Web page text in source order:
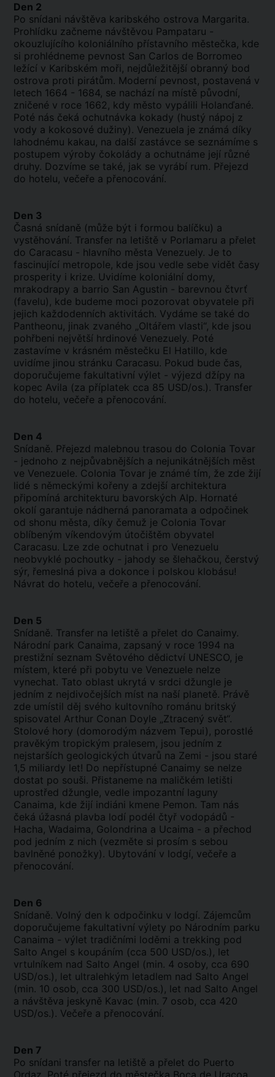
Den 2
Po snídani návštěva karibského ostrova Margarita.
Prohlídku začneme návštěvou Pampataru -
okouzlujícího koloniálního přístavního městečka, kde
si prohlédneme pevnost San Carlos de Borromeo
ležící v Karibském moři, nejdůležitější obranný bod
ostrova proti pirátům. Moderní pevnost, postavená v
letech 1664 - 1684, se nachází na místě původní,
zničené v roce 1662, kdy město vypálili Holanďané.
Poté nás čeká ochutnávka kokady (hustý nápoj z
vody a kokosové dužiny). Venezuela je známá díky
lahodnému kakau, na další zastávce se seznámíme s
postupem výroby čokolády a ochutnáme její různé
druhy. Dozvíme se také, jak se vyrábí rum. Přejezd
do hotelu, večeře a přenocování.
Den 3
Časná snídaně (může být i formou balíčku) a
vystěhování. Transfer na letiště v Porlamaru a přelet
do Caracasu - hlavního města Venezuely. Je to
fascinující metropole, kde jsou vedle sebe vidět časy
prosperity i krize. Uvidíme koloniální domy,
mrakodrapy a barrio San Agustin - barevnou čtvrť
(favelu), kde budeme moci pozorovat obyvatele při
jejich každodenních aktivitách. Vydáme se také do
Pantheonu, jinak zvaného „Oltářem vlasti“, kde jsou
pohřbeni největší hrdinové Venezuely. Poté
zastavíme v krásném městečku El Hatillo, kde
uvidíme jinou stránku Caracasu. Pokud bude čas,
doporučujeme fakultativní výlet - výjezd džípy na
kopec Avila (za příplatek cca 85 USD/os.). Transfer
do hotelu, večeře a přenocování.
Den 4
Snídaně. Přejezd malebnou trasou do Colonia Tovar
- jednoho z nejpůvabnějších a nejunikátnějších měst
ve Venezuele. Colonia Tovar je známé tím, že zde žijí
lidé s německými kořeny a zdejší architektura
připomíná architekturu bavorských Alp. Hornaté
okolí garantuje nádherná panoramata a odpočinek
od shonu města, díky čemuž je Colonia Tovar
oblíbeným víkendovým útočištěm obyvatel
Caracasu. Lze zde ochutnat i pro Venezuelu
neobvyklé pochoutky - jahody se šlehačkou, čerstvý
sýr, řemeslná piva a dokonce i polskou klobásu!
Návrat do hotelu, večeře a přenocování.
Den 5
Snídaně. Transfer na letiště a přelet do Canaimy.
Národní park Canaima, zapsaný v roce 1994 na
prestižní seznam Světového dědictví UNESCO, je
místem, které při pobytu ve Venezuele nelze
vynechat. Tato oblast ukrytá v srdci džungle je
jedním z nejdivočejších míst na naší planetě. Právě
zde umístil děj svého kultovního románu britský
spisovatel Arthur Conan Doyle „Ztracený svět“.
Stolové hory (domorodým názvem Tepui), porostlé
pravěkým tropickým pralesem, jsou jedním z
nejstarších geologických útvarů na Zemi - jsou staré
1,5 miliardy let! Do nepřístupné Canaimy se nelze
dostat po souši. Přistaneme na maličkém letišti
uprostřed džungle, vedle impozantní laguny
Canaima, kde žijí indiáni kmene Pemon. Tam nás
čeká úžasná plavba lodí podél čtyř vodopádů -
Hacha, Wadaima, Golondrina a Ucaima - a přechod
pod jedním z nich (vezměte si prosím s sebou
bavlněné ponožky). Ubytování v lodgí, večeře a
přenocování.
Den 6
Snídaně. Volný den k odpočinku v lodgí. Zájemcům
doporučujeme fakultativní výlety po Národním parku
Canaima - výlet tradičními loděmi a trekking pod
Salto Angel s koupáním (cca 500 USD/os.), let
vrtulníkem nad Salto Angel (min. 4 osoby, cca 690
USD/os.), let ultralehkým letadlem nad Salto Angel
(min. 10 osob, cca 300 USD/os.), let nad Salto Angel
a návštěva jeskyně Kavac (min. 7 osob, cca 420
USD/os.). Večeře a přenocování.
Den 7
Po snídani transfer na letiště a přelet do Puerto
Ordaz. Poté přejezd do městečka Boca de Uracoa,